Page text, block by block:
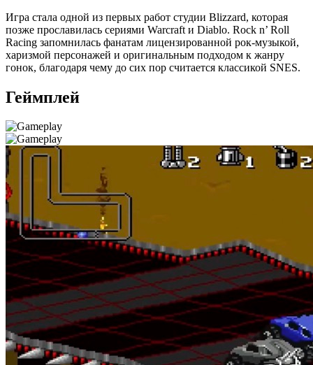
Игра стала одной из первых работ студии Blizzard, которая
позже прославилась сериями Warcraft и Diablo. Rock n’ Roll
Racing запомнилась фанатам лицензированной рок-музыкой,
харизмой персонажей и оригинальным подходом к жанру
гонок, благодаря чему до сих пор считается классикой SNES.
Геймплей